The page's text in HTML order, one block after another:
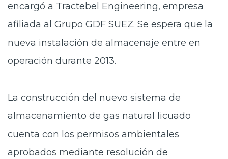
encargó a Tractebel Engineering, empresa
afiliada al Grupo GDF SUEZ. Se espera que la
nueva instalación de almacenaje entre en
operación durante 2013.
La construcción del nuevo sistema de
almacenamiento de gas natural licuado
cuenta con los permisos ambientales
aprobados mediante resolución de